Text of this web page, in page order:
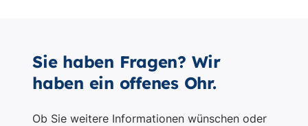
Sie haben Fragen? Wir
haben ein offenes Ohr.
Ob Sie weitere Informationen wünschen oder